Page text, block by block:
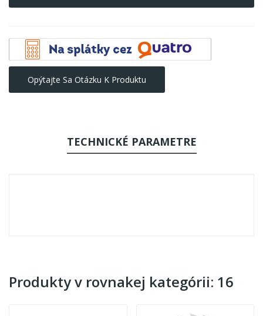
Opýtajte Sa Otázku K Produktu
TECHNICKÉ PARAMETRE
Produkty v rovnakej kategórii: 16